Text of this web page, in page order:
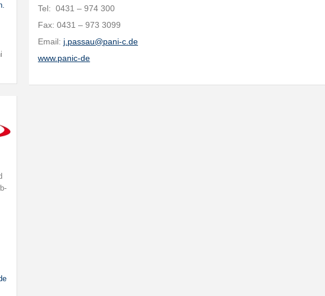
Tel: 0431 – 974 300
Fax: 0431 – 973 3099
Email: j.passau@pani-c.de
www.panic-de